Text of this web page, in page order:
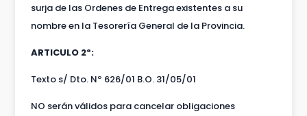
surja de las Ordenes de Entrega existentes a su
nombre en la Tesorería General de la Provincia.
ARTICULO 2º:
Texto s/ Dto. Nº 626/01 B.O. 31/05/01
NO serán válidos para cancelar obligaciones